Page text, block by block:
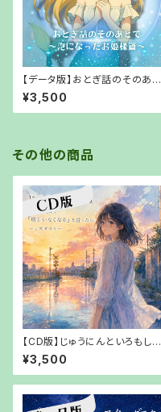
【データ版】おとぎ話のそのあと
で〜泡になったお姫様篇〜【UR
Lでお渡し】
¥3,500
その他の商品
【CD版】じゅうにんといろもしも
僕が、「明日いなくなる」と言った
ら～ミズタマリリ【【郵送でお渡
し】
¥3,500